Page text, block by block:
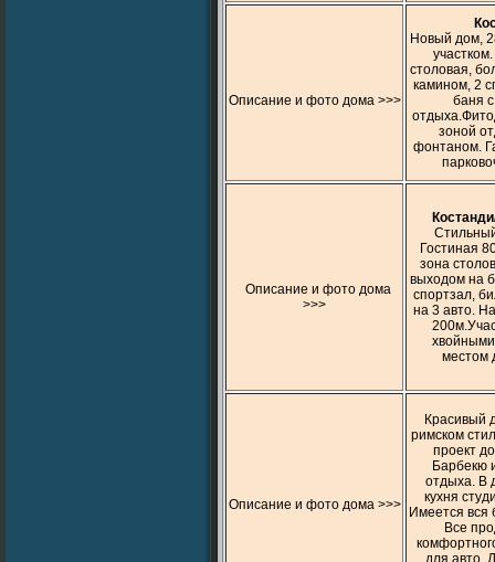
Описание и фото дома >>>
Новый дом,
столовая,
камином, 2
баня
зоной
фонтаном.
Описание и фото дома
>>>
Гостиная
зона
выходом на
спортзал,
на 3 авто.
местом
Описание и фото дома >>>
Красивый
римском
проект
Барбекю
отдыха. В
кухня
Имеется вся
Все
для авто.